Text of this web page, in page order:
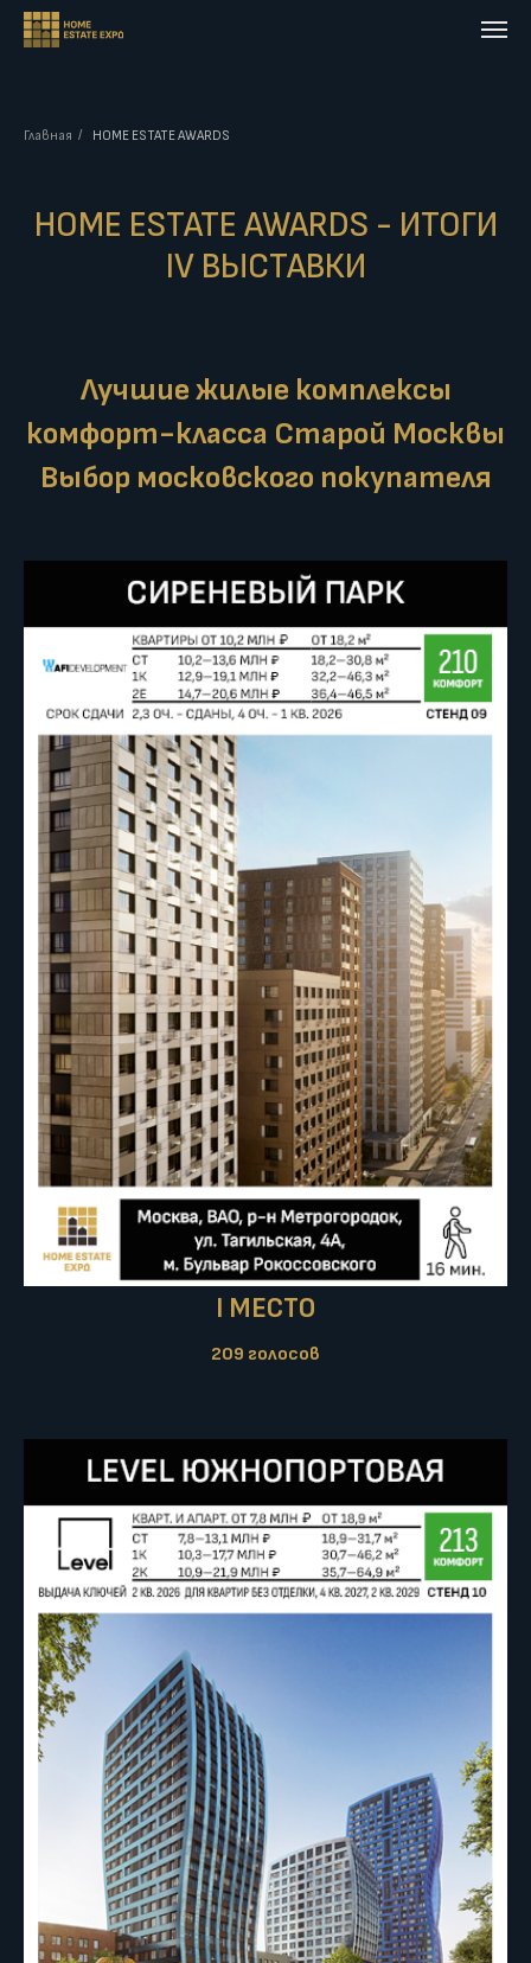
Главная / HOME ESTATE AWARDS
HOME ESTATE AWARDS - ИТОГИ
IV ВЫСТАВКИ
Лучшие жилые комплексы
комфорт-класса Старой Москвы
Выбор московского покупателя
I МЕСТО
209 голосов